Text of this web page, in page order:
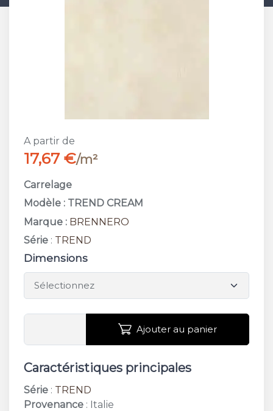
A partir de
17,67 €/m²
Carrelage
Modèle : TREND CREAM
Marque : BRENNERO
Série : TREND
Dimensions
Ajouter au panier
Caractéristiques principales
Série : TREND
Provenance : Italie